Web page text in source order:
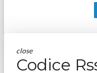
close
Codice